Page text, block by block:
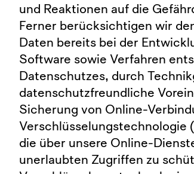
und Reaktionen auf die
Ferner berücksichtigen wir
Daten bereits bei der
Software sowie Verfahren
Datenschutzes, durch
datenschutzfreundliche
Sicherung von Online-
Verschlüsselungstechnologie
die über unsere Online-
unerlaubten Zugriffen zu